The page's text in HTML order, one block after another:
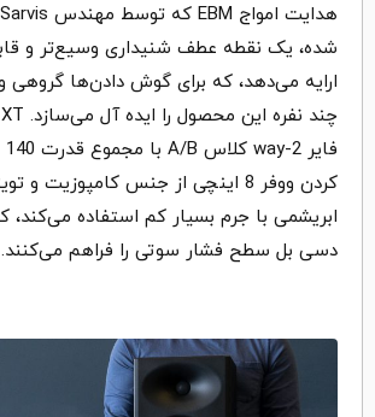
شده، یک نقطه عطف شنیداری وسیع‌تر و
ارایه می‌دهد، که برای گوش دادن‌ها گروهی
دسی بل سطح فشار سوتی را فراهم می‌کنند.